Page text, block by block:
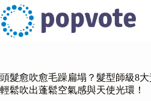
Skip
to
content
頭髮愈吹愈毛躁扁塌？髮型師級8大
輕鬆吹出蓬鬆空氣感與天使光環！